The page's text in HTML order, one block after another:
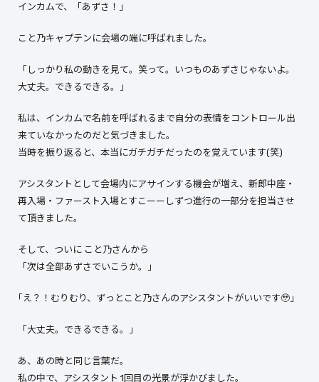
インカムで、「あずさ！」
こと乃キャプテンに会場の端に呼ばれました。
「しっかり私の動きを見て。笑って。いつものあずさじゃないよ。
大丈夫。できるできる。」
私は、インカムで名前を呼ばれるまで自分の表情をコントロール出
来ていなかったのだと気づきました。
当時を振り返ると、本当にガチガチだったのを覚えています(笑)
アシスタントとして会場内にアサインする機会が増え、新郎中座・
再入場・ファースト入場とすこーーしずつ進行の一部分を担当させ
て頂きました。
そして、ついに こと乃さんから
「次は全部あずさでいこうか。」
｢え？！むりむり、ずっとこと乃さんのアシスタントがいいです🥹」
「大丈夫。できるできる。」
あ、あの時と同じ言葉だ。
私の中で、アシスタント 1回目の光景が浮かびました。